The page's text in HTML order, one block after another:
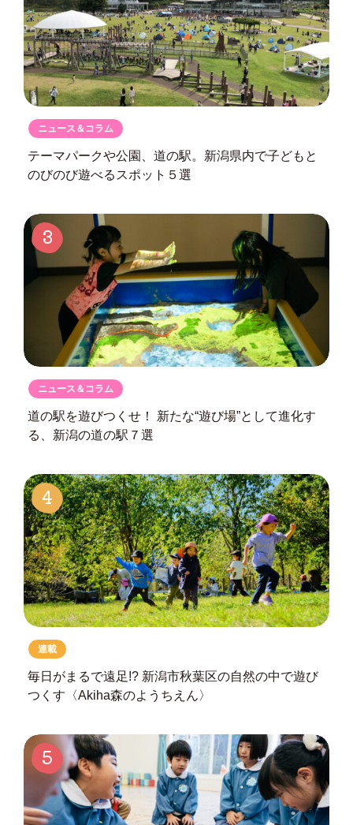
ニュース＆コラム
テーマパークや公園、道の駅。 新潟県内で子どもと
のびのび遊べるスポット５選
3
ニュース＆コラム
道の駅を遊びつくせ！ 新たな“遊び場”として進化す
る、 新潟の道の駅７選
4
連載
毎日がまるで遠足!? 新潟市秋葉区の自然の中で遊び
つくす 〈Akiha森のようちえん〉
5